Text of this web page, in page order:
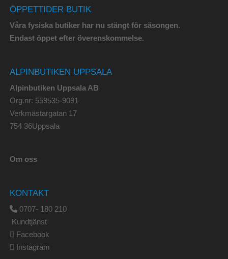
ÖPPETTIDER BUTIK
Våra fysiska butiker har nu stängt för säsongen.
Endast öppet efter överenskommelse.
ALPINBUTIKEN UPPSALA
Alpinbutiken Uppsala AB
Org.nr: 559535-9091
Verkmästargatan 17
754 36Uppsala
Om oss
KONTAKT
0707- 180 210
Kundtjänst
Facebook
Instagram